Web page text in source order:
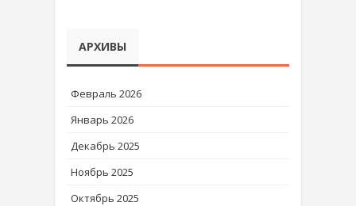
АРХИВЫ
Февраль 2026
Январь 2026
Декабрь 2025
Ноябрь 2025
Октябрь 2025